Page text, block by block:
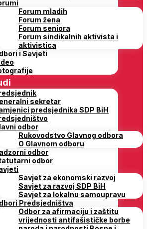
Forum mladih
Forum žena
Forum seniora
Forum sindikalnih aktivista i
aktivistica
i Savjeti
sekretar
predsjednika SDP BiH
odbor
Rukovodstvo Glavnog odbora
O Glavnom odboru
odbor
odbor
Savjet za ekonomski razvoj
Savjet za razvoj SDP BiH
Savjet za lokalnu samoupravu
Predsjedništva
Odbor za afirmaciju i zaštitu
vrijednosti antifašističke borbe